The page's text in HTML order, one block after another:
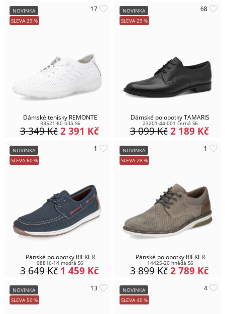
NOVINKA
SLEVA 29%
Dámské tenisky REMONTE
R3521-80 bílá S6
2 391 Kč
3 349Kč
NOVINKA
SLEVA 29%
Dámské polobotky TAMARIS
23201-44-001 černá S6
2 189 Kč
3 099Kč
NOVINKA
SLEVA 60%
Pánské polobotky RIEKER
08816-14 modrá S6
1 459 Kč
3 649Kč
NOVINKA
SLEVA 28%
Pánské polobotky RIEKER
14425-20 hnědá S6
2 789 Kč
3 899Kč
NOVINKA
SLEVA 50%
NOVINKA
SLEVA 40%